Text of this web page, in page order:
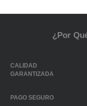
¿Por
CALIDAD
GARANTIZADA
PAGO SEGURO